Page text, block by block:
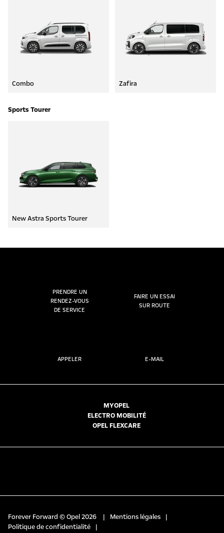
Combo Zafira
Sports Tourer
New Astra Sports Tourer
PRENDRE UN
RENDEZ-VOUS
DE SERVICE
FAIRE UN ESSAI
SUR ROUTE
APPELER E-MAIL
MYOPEL
ELECTRO MOBILITÉ
OPEL FLEXCARE
Forever Forward © Opel 2026 | Mentions légales
|
Politique de confidentialité
|